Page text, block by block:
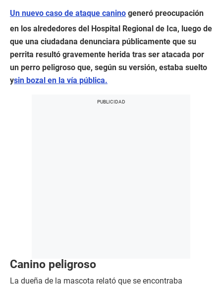
Un nuevo caso de ataque canino generó preocupación
en los alrededores del Hospital Regional de Ica, luego de
que una ciudadana denunciara públicamente que su
perrita resultó gravemente herida tras ser atacada por
un perro peligroso que, según su versión, estaba suelto
ysin bozal en la vía pública.
Canino peligroso
La dueña de la mascota relató que se encontraba